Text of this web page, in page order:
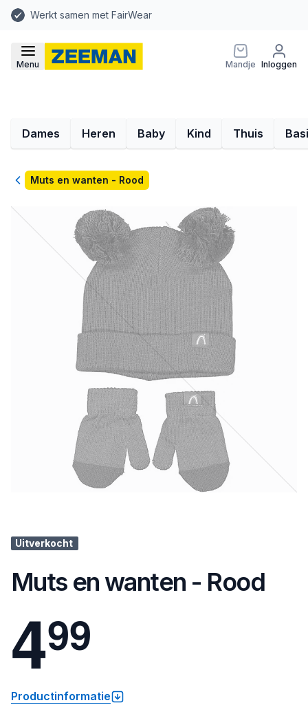
Werkt samen met FairWear
Menu Mandje Inloggen
Dames Heren Baby Kind Thuis
TerugMuts en wanten - Rood
Uitverkocht
Muts en wanten - Rood
499
Productinformatie